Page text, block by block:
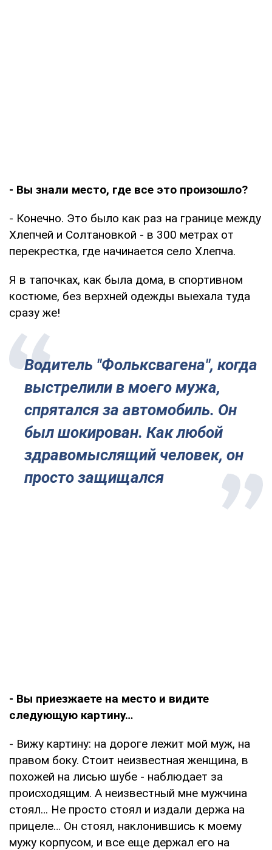
- Вы знали место, где все это произошло?
- Конечно. Это было как раз на границе между
Хлепчей и Солтановкой - в 300 метрах от
перекрестка, где начинается село Хлепча.
Я в тапочках, как была дома, в спортивном
костюме, без верхней одежды выехала туда
сразу же!
Водитель "Фольксвагена", когда
выстрелили в моего мужа,
спрятался за автомобиль. Он
был шокирован. Как любой
здравомыслящий человек, он
просто защищался
- Вы приезжаете на место и видите
следующую картину…
- Вижу картину: на дороге лежит мой муж, на
правом боку. Стоит неизвестная женщина, в
похожей на лисью шубе - наблюдает за
происходящим. А неизвестный мне мужчина
стоял… Не просто стоял и издали держа на
прицеле… Он стоял, наклонившись к моему
мужу корпусом, и все еще держал его на